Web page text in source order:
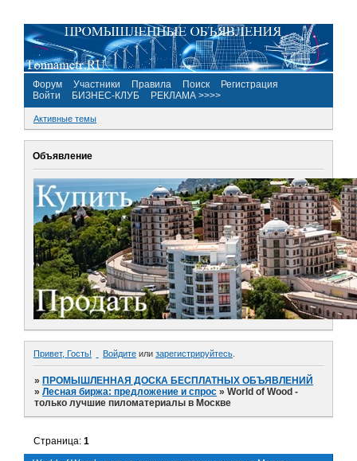
Форум Участники Правила Поиск
Регистрация
Войти
БИЗНЕС-КЛУБ РЕКЛАМА >>>>
Активные темы
Объявление
Привет, Гость! Войдите или зарегистрируйтесь
»ПРОМЫШЛЕННАЯ ДОСКА БЕСПЛАТНЫХ ОБЪЯВЛЕНИЙ
»Лесная биржа: предложение и спрос »World of Wood -
только лучшие пиломатериалы в Москве
Страница:1